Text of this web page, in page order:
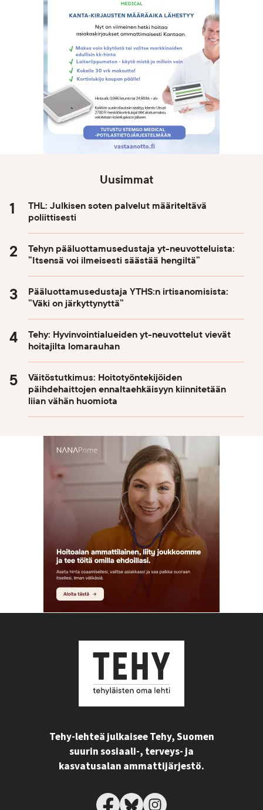
Uusimmat
THL: Julkisen soten palvelut määriteltävä
poliittisesti
Tehyn pääluottamusedustaja yt-neuvotteluista:
”Itsensä voi ilmeisesti säästää hengiltä”
Pääluottamusedustaja YTHS:n irtisanomisista:
”Väki on järkyttynyttä”
Tehy: Hyvinvointialueiden yt-neuvottelut vievät
hoitajilta lomarauhan
Väitöstutkimus: Hoitotyöntekijöiden
päihdehaittojen ennaltaehkäisyyn kiinnitetään
liian vähän huomiota
Tehy-lehteä julkaisee Tehy, Suomen
suurin sosiaali-, terveys- ja
kasvatusalan ammattijärjestö.